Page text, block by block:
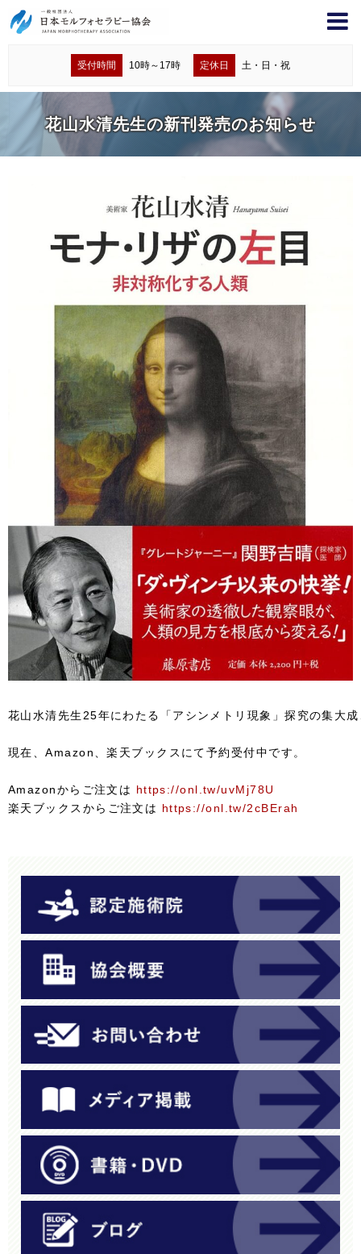
受付時間 10時～17時 定休日 土・日・祝
花山水清先生の新刊発売のお知らせ
花山水清先生25年にわたる「アシンメトリ現象」探究の集大
現在、Amazon、楽天ブックスにて予約受付中です。
Amazonからご注文は https://onl.tw/uvMj78U
楽天ブックスからご注文は https://onl.tw/2cBErah